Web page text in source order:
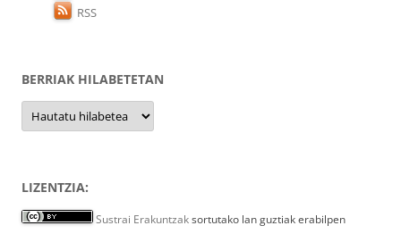
RSS
BERRIAK HILABETETAN
Berriak
hilabetetan
LIZENTZIA:
Sustrai Erakuntzaksortutako lan guztiak erabilpen